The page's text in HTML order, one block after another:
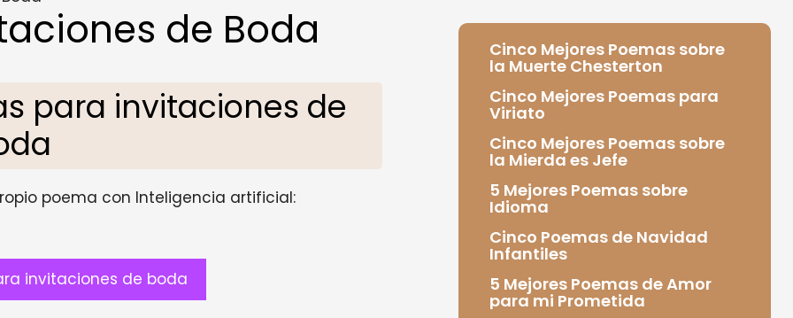
de Boda
para invitaciones de
poema con Inteligencia artificial:
invitaciones de boda
Cinco Mejores Poemas sobre
la Muerte Chesterton
Cinco Mejores Poemas para
Viriato
Cinco Mejores Poemas sobre
la Mierda es Jefe
5 Mejores Poemas sobre
Idioma
Cinco Poemas de Navidad
Infantiles
5 Mejores Poemas de Amor
para mi Prometida